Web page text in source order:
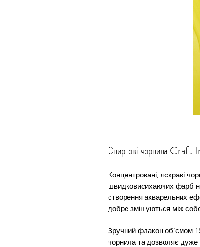
Спиртові чорнила
Концентровані, яскраві
швидковисихаючих фарб
створення акварельних
добре змішуються між
Зручний флакон об'ємом
чорнила та дозволяє дуже